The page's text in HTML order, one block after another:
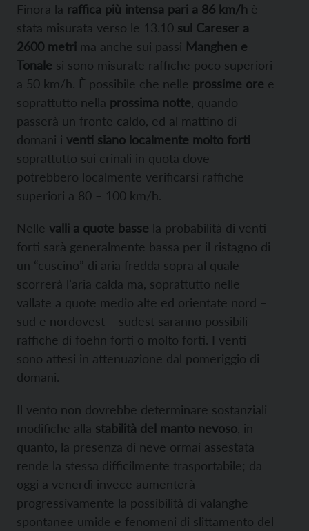
Finora la raffica più intensa pari a 86 km/h è
stata misurata verso le 13.10 sul Careser a
2600 metri ma anche sui passi Manghen e
Tonale si sono misurate raffiche poco superiori
a 50 km/h. È possibile che nelle prossime ore e
soprattutto nella prossima notte , quando
passerà un fronte caldo, ed al mattino di
domani i venti siano localmente molto forti
soprattutto sui crinali in quota dove
potrebbero localmente verificarsi raffiche
superiori a 80 – 100 km/h.
Nelle valli a quote basse la probabilità di venti
forti sarà generalmente bassa per il ristagno di
un “cuscino” di aria fredda sopra al quale
scorrerà l’aria calda ma, soprattutto nelle
vallate a quote medio alte ed orientate nord –
sud e nordovest – sudest saranno possibili
raffiche di foehn forti o molto forti. I venti
sono attesi in attenuazione dal pomeriggio di
domani.
Il vento non dovrebbe determinare sostanziali
modifiche alla stabilità del manto nevoso , in
quanto, la presenza di neve ormai assestata
rende la stessa difficilmente trasportabile; da
oggi a venerdì invece aumenterà
progressivamente la possibilità di valanghe
spontanee umide e fenomeni di slittamento del